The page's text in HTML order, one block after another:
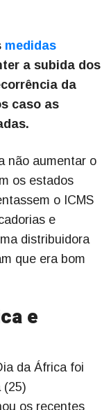
medidas
a subida dos
da
caso as
não aumentar o
os estados
o ICMS
e
distribuidora
que era bom
e
da África foi
(25)
os recentes